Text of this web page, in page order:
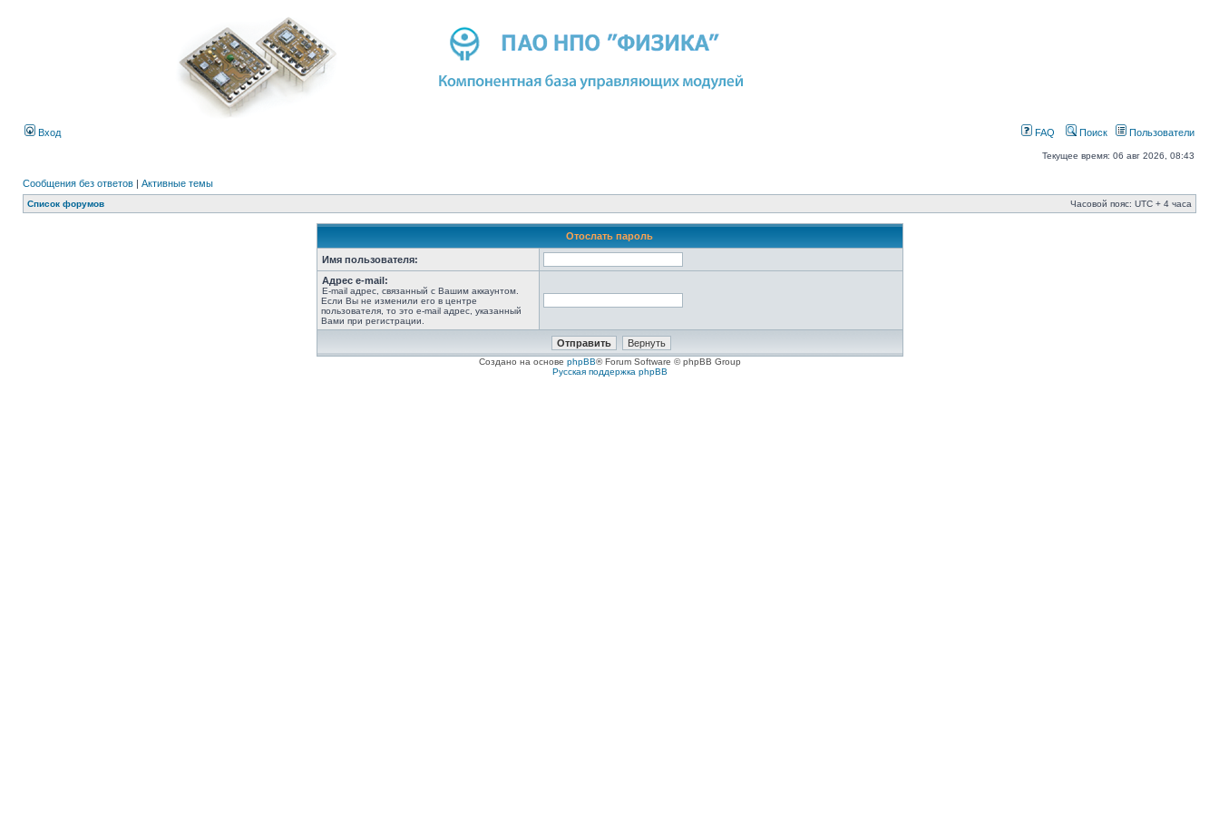
Вход FAQ Поиск Пользователи
Текущее время: 06 авг 2026, 08:43
Сообщения без ответов | Активные темы
Список форумов Часовой пояс: UTC + 4 часа
Отослать пароль
Имя пользователя:
Адрес e-mail:
E-mail адрес, связанный с Вашим аккаунтом.
Если Вы не изменили его в центре
пользователя, то это e-mail адрес, указанный
Вами при регистрации.
Создано на основе phpBB® Forum Software © phpBB Group
Русская поддержка phpBB